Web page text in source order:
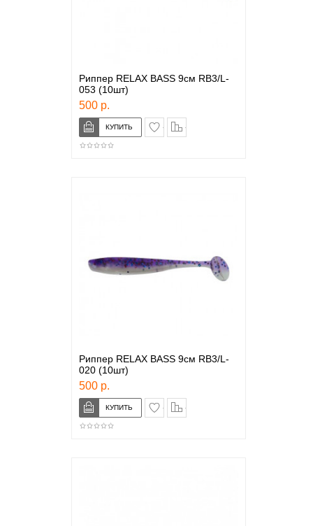
Риппер RELAX BASS 9см RB3/L-
053 (10шт)
500 р.
в закладки
Риппер RELAX BASS 9см RB3/L-
020 (10шт)
500 р.
в закладки